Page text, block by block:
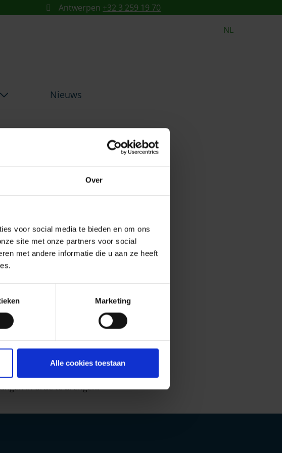
Over
voor social media te bieden en om ons
site met onze partners voor social
met andere informatie die u aan ze heeft
Marketing
Alle cookies toestaan
Antwerpen +32 3 259 19 70
NL
Nieuws
in orde te brengen.